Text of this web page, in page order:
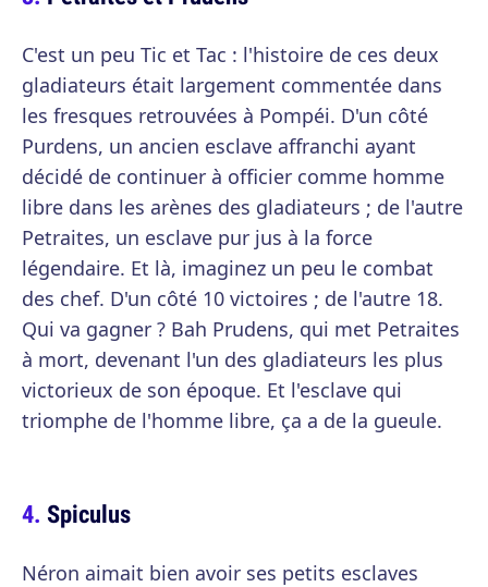
C'est un peu Tic et Tac : l'histoire de ces deux
gladiateurs était largement commentée dans
les fresques retrouvées à Pompéi. D'un côté
Purdens, un ancien esclave affranchi ayant
décidé de continuer à officier comme homme
libre dans les arènes des gladiateurs ; de l'autre
Petraites, un esclave pur jus à la force
légendaire. Et là, imaginez un peu le combat
des chef. D'un côté 10 victoires ; de l'autre 18.
Qui va gagner ? Bah Prudens, qui met Petraites
à mort, devenant l'un des gladiateurs les plus
victorieux de son époque. Et l'esclave qui
triomphe de l'homme libre, ça a de la gueule.
Spiculus
Néron aimait bien avoir ses petits esclaves